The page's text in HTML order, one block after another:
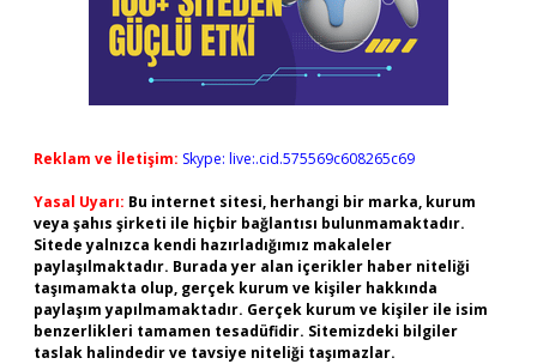
Reklam ve İletişim: Skype: live:.cid.575569c608265c69
Yasal Uyarı: Bu internet sitesi, herhangi bir marka, kurum
veya şahıs şirketi ile hiçbir bağlantısı bulunmamaktadır.
Sitede yalnızca kendi hazırladığımız makaleler
paylaşılmaktadır. Burada yer alan içerikler haber niteliği
taşımamakta olup, gerçek kurum ve kişiler hakkında
paylaşım yapılmamaktadır. Gerçek kurum ve kişiler ile isim
benzerlikleri tamamen tesadüfidir. Sitemizdeki bilgiler
taslak halindedir ve tavsiye niteliği taşımazlar.